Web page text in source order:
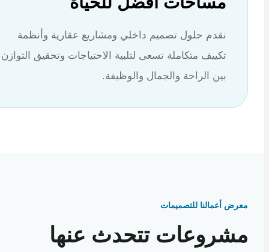
نقدم حلول تصميم داخلي ومشاريع عقارية وأنظمة
تكييف متكاملة تسعى لتلبية الاحتياجات وتحقيق التوازن
بين الراحة والجمال والوظيفة.
أعمالنا للتصميمات
تتحدث عنها